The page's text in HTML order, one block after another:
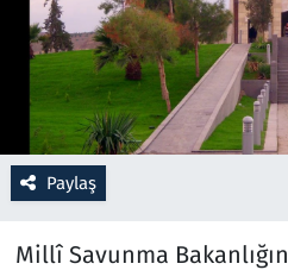
Paylaş
Millî Savunma
Sağlık
Savunma Sanayi
Seçim 2023
Spor
Teknoloji ve Bilim